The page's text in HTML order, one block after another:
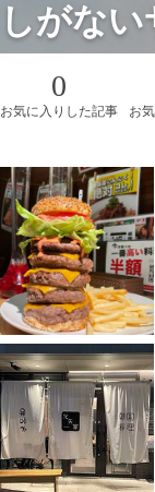
しがな
0
お気に入りした記事 お